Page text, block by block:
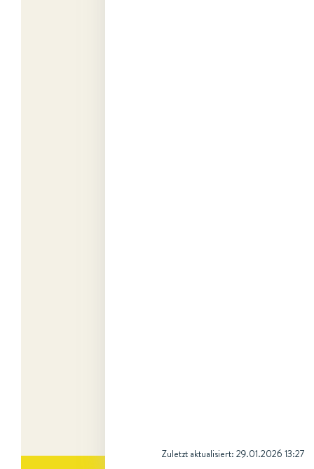
Zuletzt aktualisiert: 29.01.2026 13:27